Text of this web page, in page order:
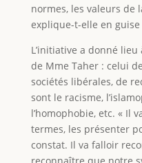
normes, les valeurs de
explique-t-elle en guise
L’initiative a donné
de Mme Taher : celui
sociétés libérales, de
sont le racisme,
l’homophobie, etc. « Il
termes, les présenter
constat. Il va falloir
reconnaître que notre